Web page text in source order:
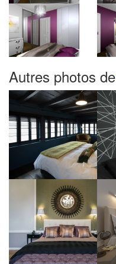
Autres photos de